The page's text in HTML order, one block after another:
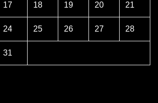
17 18 19 20 21
24 25 26 27 28
31